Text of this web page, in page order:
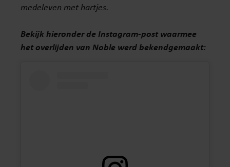
medeleven met hartjes.
Bekijk hieronder de Instagram-post waarmee
het overlijden van Noble werd bekendgemaakt: